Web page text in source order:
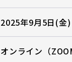
2025年9月5日(
オンライン（